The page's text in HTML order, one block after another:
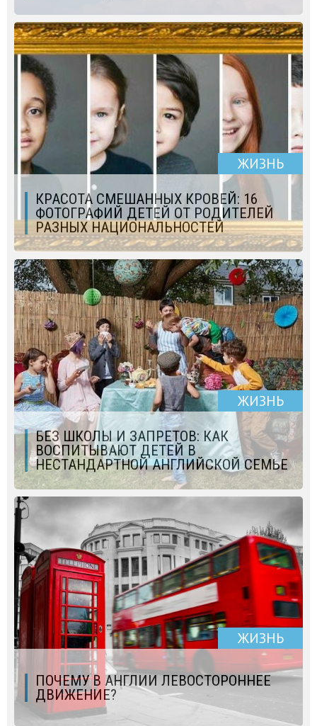
ЖИЗНЬ
КРАСОТА СМЕШАННЫХ КРОВЕЙ: 16
ФОТОГРАФИЙ ДЕТЕЙ ОТ РОДИТЕЛЕЙ
РАЗНЫХ НАЦИОНАЛЬНОСТЕЙ
ЖИЗНЬ
БЕЗ ШКОЛЫ И ЗАПРЕТОВ: КАК
ВОСПИТЫВАЮТ ДЕТЕЙ В
НЕСТАНДАРТНОЙ АНГЛИЙСКОЙ СЕМЬЕ
ЖИЗНЬ
ПОЧЕМУ В АНГЛИИ ЛЕВОСТОРОННЕЕ
ДВИЖЕНИЕ?